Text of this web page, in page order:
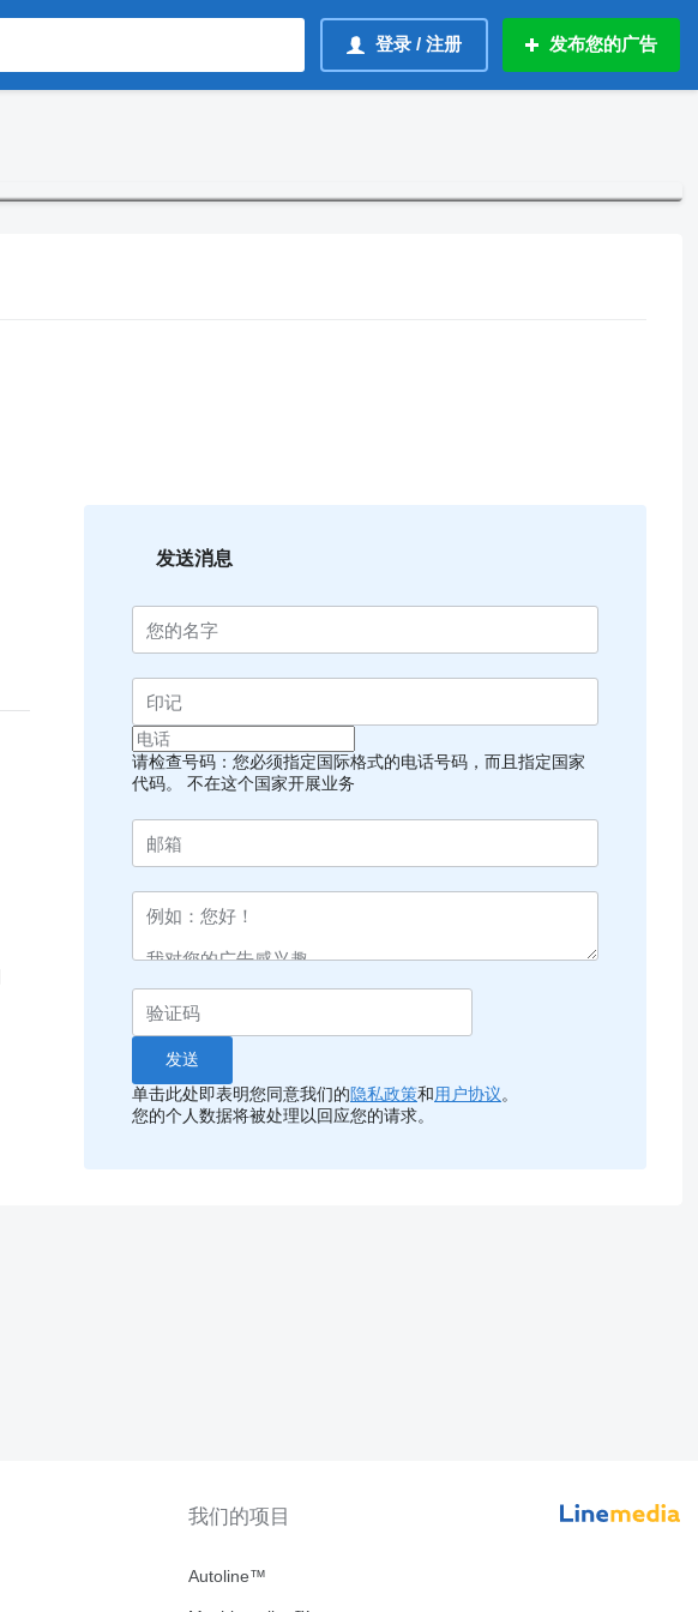
登录 / 注册 发布您的广告
发送消息
请检查号码：您必须指定国际格式的电话号码，而且指定国家
代码。
不在这个国家开展业务
单击此处即表明您同意我们的隐私政策和用户协议。
您的个人数据将被处理以回应您的请求。
我们的项目
Autoline™